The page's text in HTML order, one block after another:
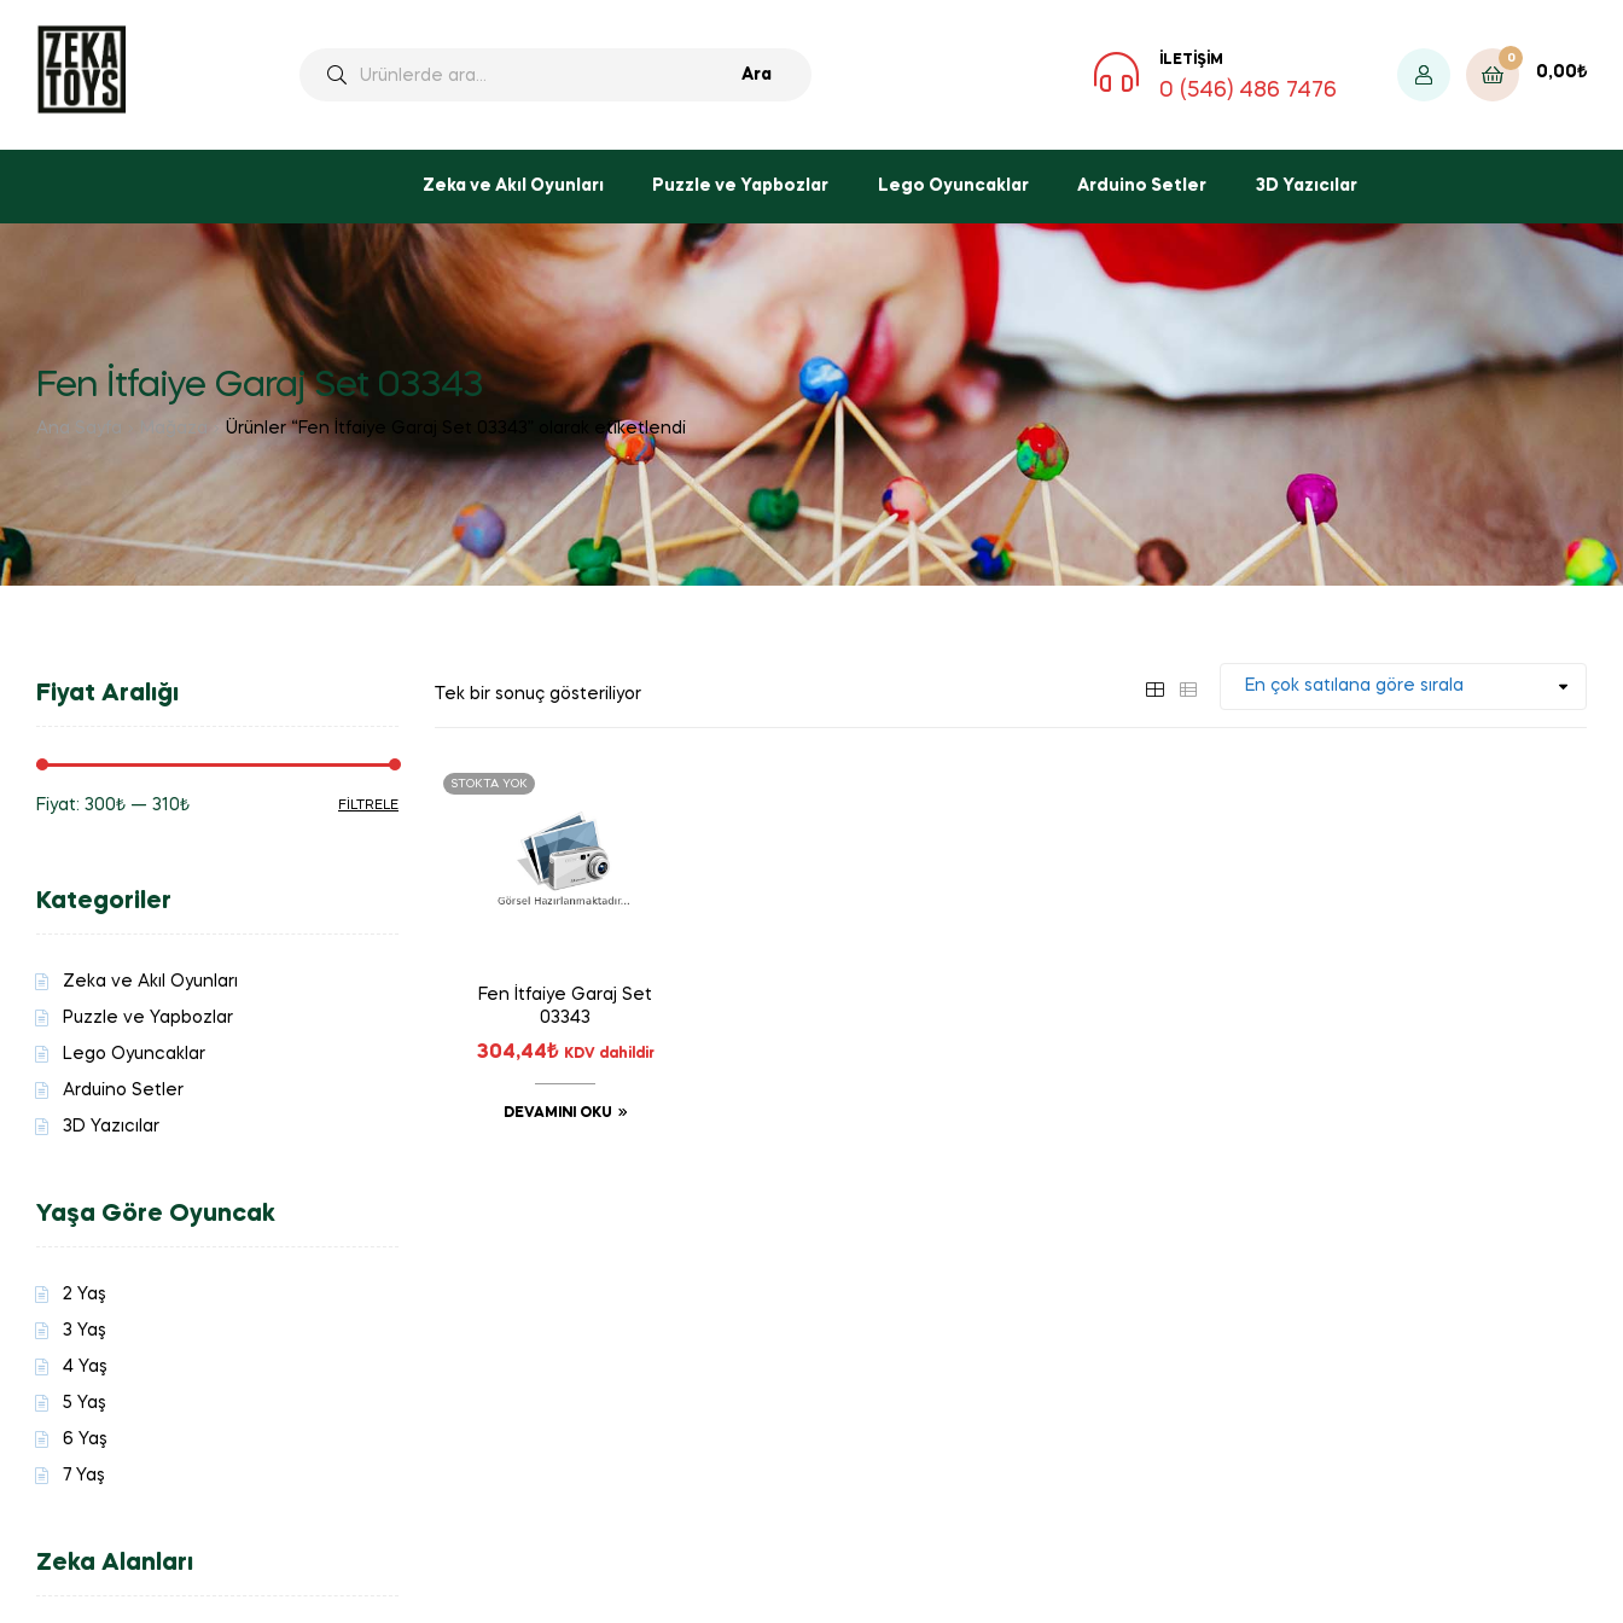
Ara
İLETIŞIM
0 (546) 486 7476
0
0,00₺
Zeka ve Akıl Oyunları Puzzle ve Yapbozlar Lego Oyuncaklar Arduino Setler 3D Yazıcılar
Fen İtfaiye Garaj Set 03343
Ana Sayfa Ürünler “Fen İtfaiye Garaj Set 03343” olarak etiketlendi
Tek bir sonuç gösteriliyor
STOKTA YOK
Fen İtfaiye Garaj Set
03343
304,44₺ KDV dahildir
DEVAMINI OKU
Fiyat Aralığı
FILTRELE
Fiyat: 300₺ — 310₺
Kategoriler
Zeka ve Akıl Oyunları
Puzzle ve Yapbozlar
Lego Oyuncaklar
Arduino Setler
3D Yazıcılar
Yaşa Göre Oyuncak
2 Yaş
3 Yaş
4 Yaş
5 Yaş
6 Yaş
7 Yaş
Zeka Alanları